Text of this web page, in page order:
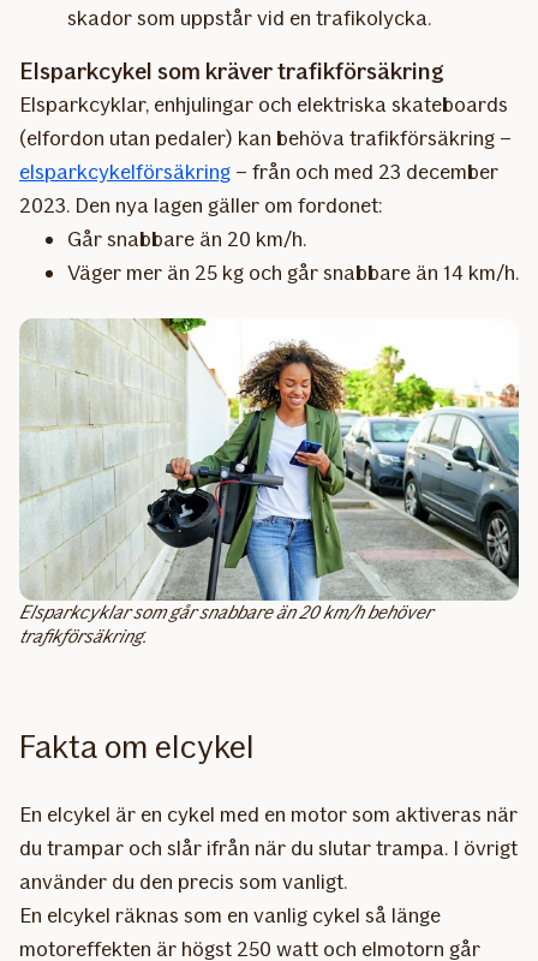
skador som uppstår vid en trafikolycka.
Elsparkcykel som kräver trafikförsäkring
Elsparkcyklar, enhjulingar och elektriska skateboards
(elfordon utan pedaler) kan behöva trafikförsäkring –
elsparkcykelförsäkring – från och med 23 december
2023. Den nya lagen gäller om fordonet:
Går snabbare än 20 km/h.
Väger mer än 25 kg och går snabbare än 14 km/h.
Elsparkcyklar som går snabbare än 20 km/h behöver
trafikförsäkring.
Fakta om elcykel
En elcykel är en cykel med en motor som aktiveras när
du trampar och slår ifrån när du slutar trampa. I övrigt
använder du den precis som vanligt.
En elcykel räknas som en vanlig cykel så länge
motoreffekten är högst 250 watt och elmotorn går